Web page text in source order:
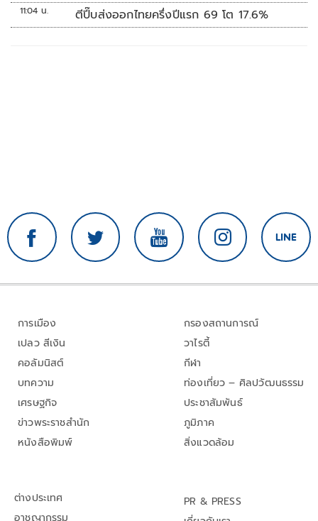
11:04 น. ตีปี๊บส่งออกไทยครึ่งปีแรก 69 โต 17.6%
การเมือง
เปลว สีเงิน
คอลัมนิสต์
บทความ
เศรษฐกิจ
ข่าวพระราชสำนัก
หนังสือพิมพ์
กรองสถานการณ์
วาไรตี้
กีฬา
ท่องเที่ยว – ศิลปวัฒนธรรม
ประชาสัมพันธ์
ภูมิภาค
สิ่งแวดล้อม
ต่างประเทศ
อาชญากรรม
PR & PRESS